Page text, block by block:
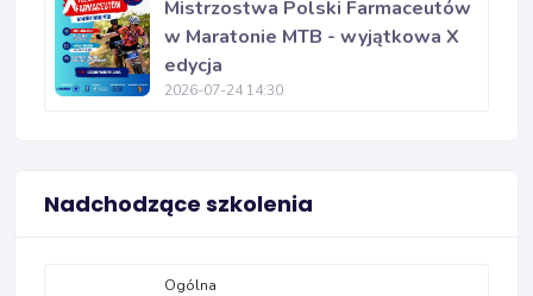
Mistrzostwa Polski Farmaceutów
w Maratonie MTB - wyjątkowa X
edycja
2026-07-24 14:30
Nadchodzące szkolenia
Ogólna